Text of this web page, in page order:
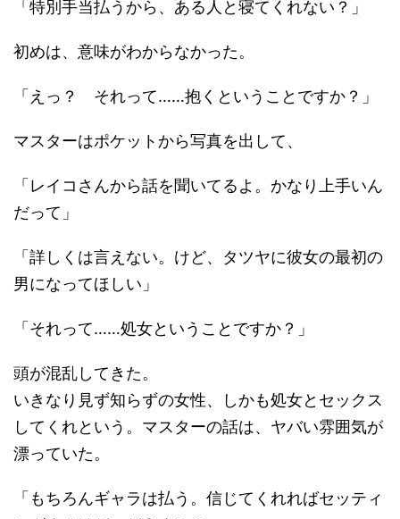
「特別手当払うから、ある人と寝てくれない？」
初めは、意味がわからなかった。
「えっ？ それって……抱くということですか？」
マスターはポケットから写真を出して、
「レイコさんから話を聞いてるよ。かなり上手いん
だって」
「詳しくは言えない。けど、タツヤに彼女の最初の
男になってほしい」
「それって……処女ということですか？」
頭が混乱してきた。
いきなり見ず知らずの女性、しかも処女とセックス
してくれという。マスターの話は、ヤバい雰囲気が
漂っていた。
「もちろんギャラは払う。信じてくれればセッティ